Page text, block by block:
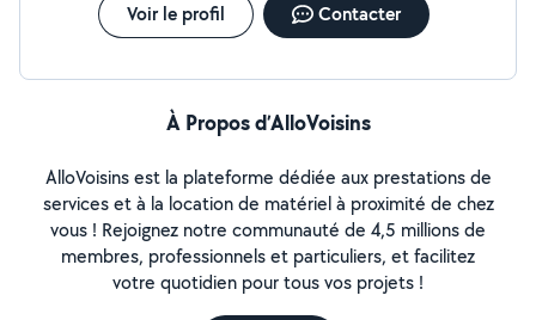
Voir le profil Contacter
À Propos d’AlloVoisins
AlloVoisins est la plateforme dédiée aux prestations de
services et à la location de matériel à proximité de chez
vous ! Rejoignez notre communauté de 4,5 millions de
membres, professionnels et particuliers, et facilitez
votre quotidien pour tous vos projets !